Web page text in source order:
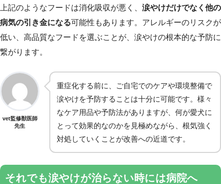
上記のようなフードは消化吸収が悪く、 涙やけだけでなく他の
病気の引き金になる可能性もあります。アレルギーのリスクが
低い、高品質なフードを選ぶことが、涙やけの根本的な予防に
繋がります。
vet監修獣医師
先生
重症化する前に、ご自宅でのケアや環境整備で
涙やけを予防することは十分に可能です。様々
なケア用品や予防法がありますが、何が愛犬に
とって効果的なのかを見極めながら、根気強く
対処していくことが改善への近道です。
それでも涙やけが治らない時には病院へ